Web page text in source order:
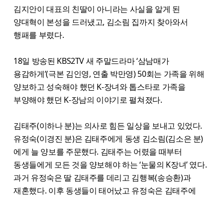
김지안이 대표의 친딸이 아니라는 사실을 알게 된
양대혁이 본성을 드러냈고, 김소림 집까지 찾아와서
행패를 부렸다.
18일 방송된 KBS2TV 새 주말드라마 ‘삼남매가
용감하게’(극본 김인영, 연출 박만영) 50회는 가족을 위해
양보하고 성숙해야 했던 K-장녀와 톱스타로 가족을
부양해야 했던 K-장남의 이야기로 펼쳐졌다.
김태주(이하나 분)는 의사로 힘든 일상을 보내고 있었다.
유정숙(이경진 분)은 김태주에게 동생 김소림(김소은 분)
에게 늘 양보를 주문했다. 김태주는 어렸을 때부터
동생들에게 모든 것을 양보해야 하는 ‘눈물의 K장녀’ 였다.
과거 유정숙은 딸 김태주를 데리고 김행복(송승환)과
재혼했다. 이후 동생들이 태어났고 유정숙은 김태주에